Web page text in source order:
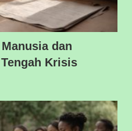
dan
Krisis